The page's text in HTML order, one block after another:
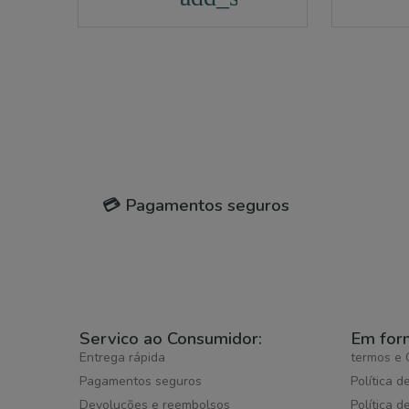
💳 Pagamentos seguros
Servico ao Consumidor:
Entrega rápida
Pagamentos seguros
Devoluções e reembolsos
Em
termos e
Política
Política